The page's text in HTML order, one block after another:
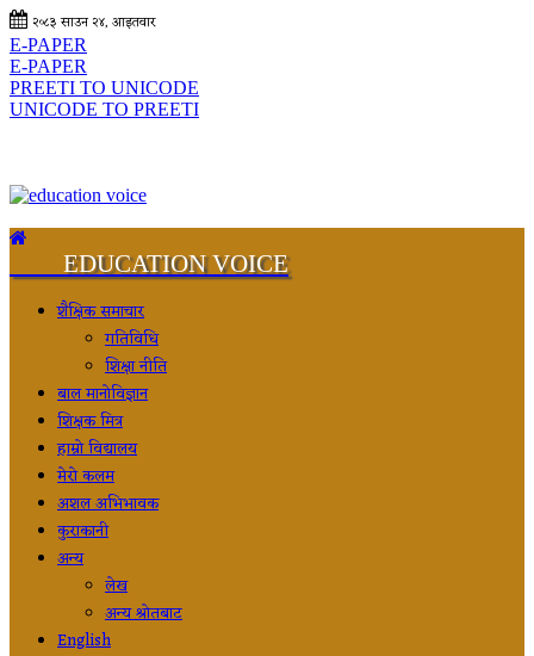
२०८३ साउन २४, आइतवार
E-PAPER
E-PAPER
PREETI TO UNICODE
UNICODE TO PREETI
EDUCATION VOICE
शैक्षिक समाचार
गतिविधि
शिक्षा नीति
बाल मानोविज्ञान
शिक्षक मित्र
हाम्रो विद्यालय
मेरो कलम
अशल अभिभावक
कुराकानी
अन्य
लेख
अन्य श्रोतबाट
English